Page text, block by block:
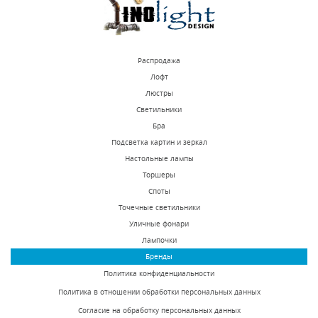
Распродажа
Лофт
Люстры
Светильники
Бра
Подсветка картин и зеркал
Настольные лампы
Торшеры
Споты
Точечные светильники
Уличные фонари
Лампочки
Бренды
Политика конфиденциальности
Политика в отношении обработки персональных данных
Согласие на обработку персональных данных